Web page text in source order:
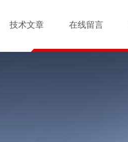
技术文章 在线留言